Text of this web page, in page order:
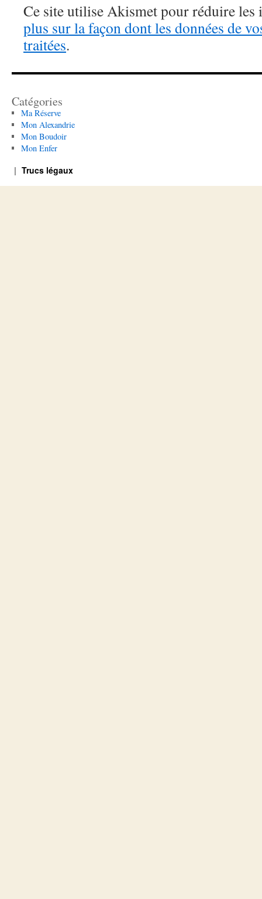
Ce site utilise Akismet pour réduire les
plus sur la façon dont les données de
traitées.
Catégories
Ma Réserve
Mon Alexandrie
Mon Boudoir
Mon Enfer
Trucs légaux